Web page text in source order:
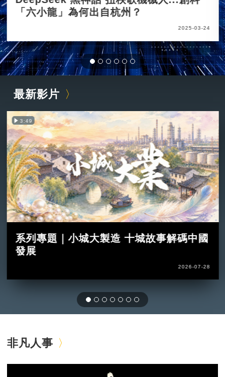
「六小龍」為何出自杭州？
2025-03-24
最新影片
3:49
系列專題｜小城大製造 十城故事解碼中國
發展
2026-07-28
非凡人事